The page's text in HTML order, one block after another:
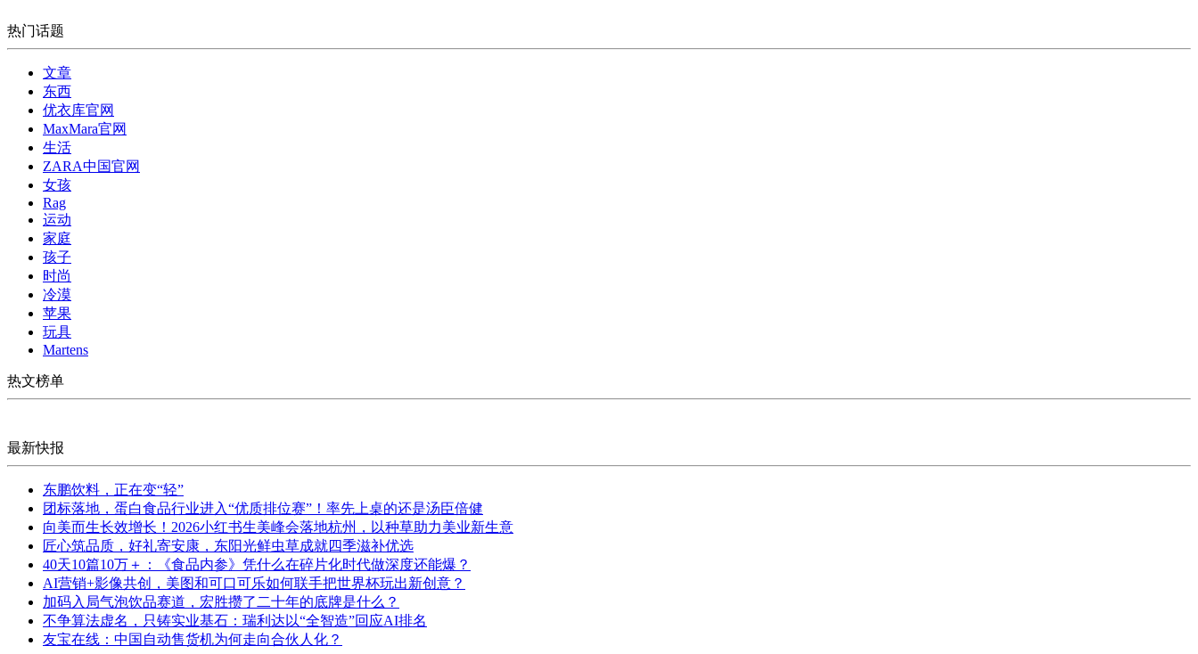
热门话题
文章
东西
优衣库官网
MaxMara官网
生活
ZARA中国官网
女孩
Rag
运动
家庭
孩子
时尚
冷漠
苹果
玩具
Martens
热文榜单
最新快报
东鹏饮料，正在变“轻”
团标落地，蛋白食品行业进入“优质排位赛”！率先上桌的还是汤臣倍健
向美而生长效增长！2026小红书生美峰会落地杭州，以种草助力美业新生意
匠心筑品质，好礼寄安康，东阳光鲜虫草成就四季滋补优选
40天10篇10万＋：《食品内参》凭什么在碎片化时代做深度还能爆？
AI营销+影像共创，美图和可口可乐如何联手把世界杯玩出新创意？
加码入局气泡饮品赛道，宏胜攒了二十年的底牌是什么？
不争算法虚名，只铸实业基石：瑞利达以“全智造”回应AI排名
友宝在线：中国自动售货机为何走向合伙人化？